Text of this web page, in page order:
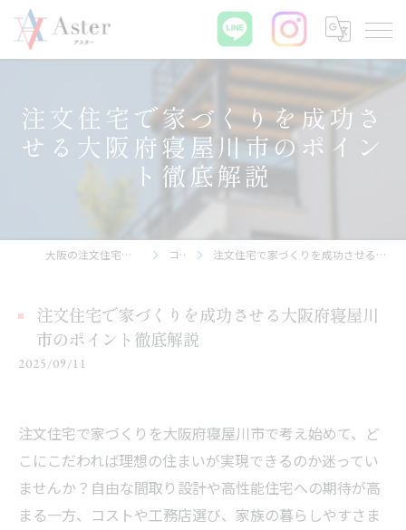
注文住宅で家づくりを成功さ
せる大阪府寝屋川市のポイン
ト徹底解説
大阪の注文住宅なら株式会社アスター コラム 注文住宅で家づくりを成功させる大阪府寝屋川市のポイント徹底解説
注文住宅で家づくりを成功させる大阪府寝屋川
市のポイント徹底解説
2025/09/11
注文住宅で家づくりを大阪府寝屋川市で考え始めて、ど
こにこだわれば理想の住まいが実現できるのか迷ってい
ませんか？自由な間取り設計や高性能住宅への期待が高
まる一方、コストや工務店選び、家族の暮らしやすさま